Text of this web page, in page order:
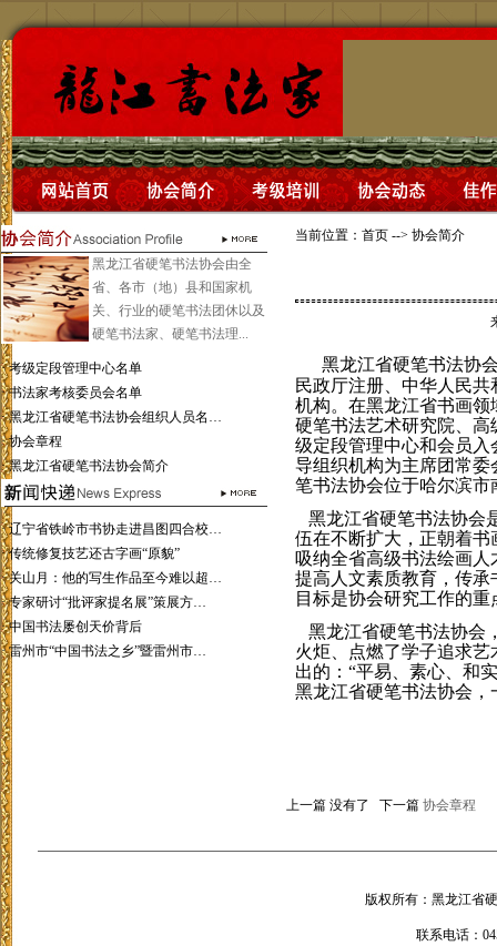
黑龙江省硬笔书法协会由全
省、各市（地）县和国家机
关、行业的硬笔书法团休以及
硬笔书法家、硬笔书法理...
·考级定段管理中心名单
·书法家考核委员会名单
·黑龙江省硬笔书法协会组织人员名…
·协会章程
·黑龙江省硬笔书法协会简介
·辽宁省铁岭市书协走进昌图四合校…
·传统修复技艺还古字画“原貌”
·关山月：他的写生作品至今难以超…
·专家研讨“批评家提名展”策展方…
·中国书法屡创天价背后
·雷州市“中国书法之乡”暨雷州市…
当前位置： 首页 --> 协会简介
黑龙江省硬笔书法协
民政厅注册、中华人民
机构。在黑龙江省书画
硬笔书法艺术研究院、
级定段管理中心和会员
导组织机构为主席团常
笔书法协会位于哈尔滨市
黑龙江省硬笔书法协会
伍在不断扩大，正朝着
吸纳全省高级书法绘画
提高人文素质教育，传
目标是协会研究工作的重
黑龙江省硬笔书法协会
火炬、点燃了学子追求
出的：“平易、素心、和
黑龙江省硬笔书法协会
上一篇 没有了 下一篇 协会章程
版权所有：黑龙江省
联系电话：